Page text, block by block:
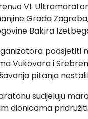
VI.
Grada
Bakira
podsjetiti
Vukovara i
pitanja
sudjeluju
dionicama